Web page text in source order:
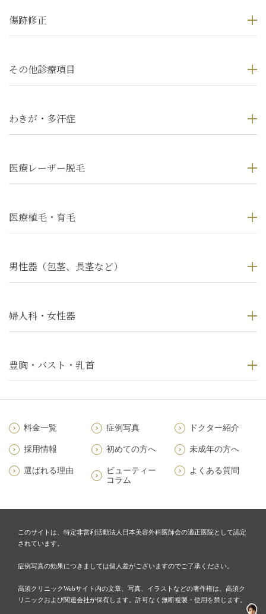
傷跡修正
その他診療項目
わきが・多汗症
医療レーザー脱毛
医療植毛・育毛
男性器（包茎、長茎など）
婦人科・女性器
豊胸・バスト・乳首
料金一覧 症例写真 ドクター紹介
採用情報 初めての方へ 未成年の方へ
選ばれる理由
ビューティー
コラム
よくある質問
このサイトは、特定非営利活動法人日本美容外科医師会の適正医院として認定
されています。
症例写真の効果につきましては個人差がございますのでご了承ください。
高須クリニックWebサイト内の文章、写真、イラストなどの著作権は、高須ク
リニックおよび関連会社が保有します。許可なく無断複製・使用を禁じます。